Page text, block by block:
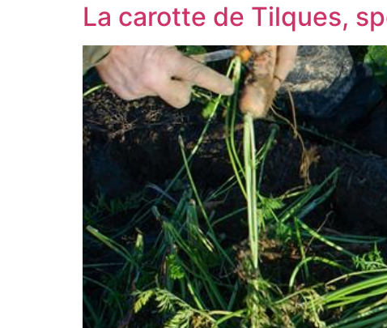
La carotte de Tilques,